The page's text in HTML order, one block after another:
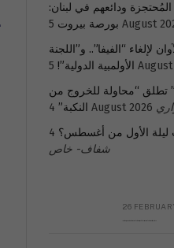
ودائعهم في لبنان:
بورصة بيروت 5 August
لإلغاء “الفيفا”.. و”اللجنة
الأولمبية الدولية”! 5
تطلق “محاولة للخروج من
النكبة” 4 August 2026
ليلة الأول من أغسطس؟
شفاف- خاص
26